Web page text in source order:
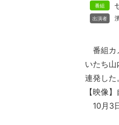
番組カ
いたち
連発した。
【映像
10月3